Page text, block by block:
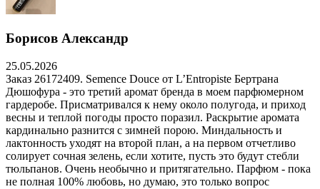
Борисов Александр
25.05.2026
Заказ 26172409. Semence Douce от L’Entropiste Бертрана
Дюшофура - это третий аромат бренда в моем парфюмерном
гардеробе. Присматривался к нему около полугода, и приход
весны и теплой погоды просто поразил. Раскрытие аромата
кардинально разнится с зимней порою. Миндальность и
лактонность уходят на второй план, а на первом отчетливо
солирует сочная зелень, если хотите, пусть это будут стебли
тюльпанов. Очень необычно и притягательно. Парфюм - пока
не полная 100% любовь, но думаю, это только вопрос